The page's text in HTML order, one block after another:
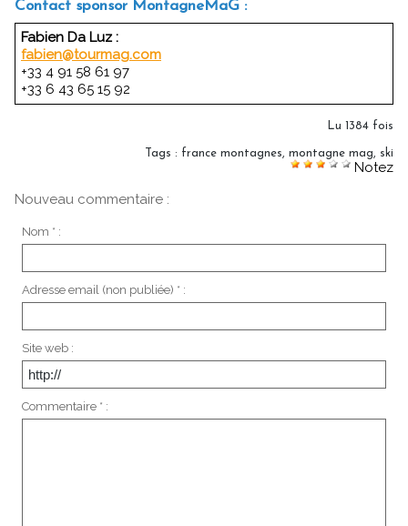
Contact sponsor MontagneMaG :
Fabien Da Luz :
fabien@tourmag.com
+33 4 91 58 61 97
+33 6 43 65 15 92
Lu 1384 fois
Tags : france montagnes, montagne mag, ski
Notez
Nouveau commentaire :
Nom * :
Adresse email (non publiée) * :
Site web :
Commentaire * :